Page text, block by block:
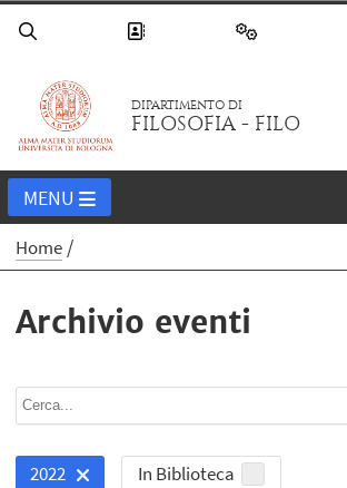
DIPARTIMENTO DI
FILOSOFIA - FILO
MENU
Home
Archivio eventi
2022 In Biblioteca